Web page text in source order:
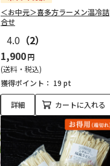
＜お中元＞喜多方ラーメン温冷詰
合せ
4.0 （2）
1,900円
(送料・税込)
獲得ポイント： 19 pt
詳細 カートに入れる